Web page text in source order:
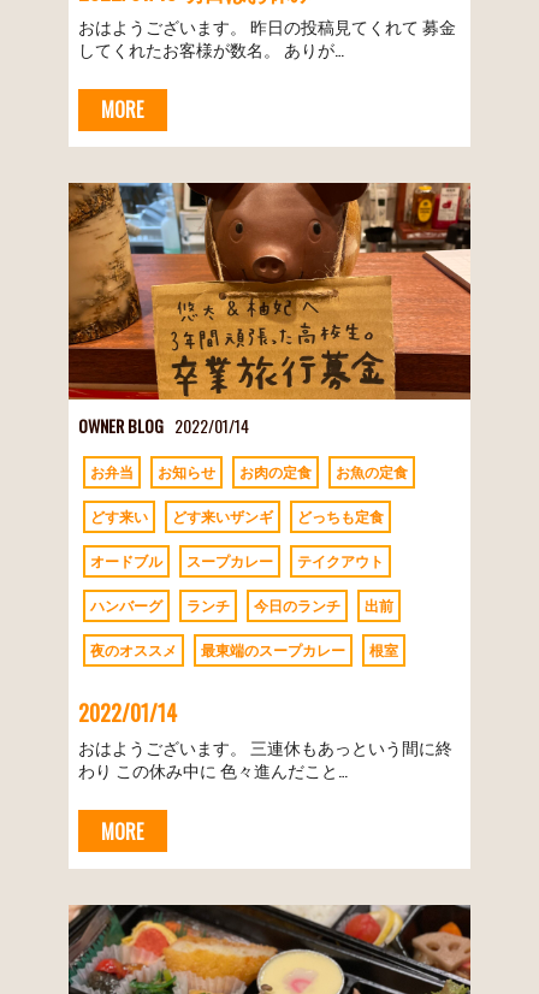
おはようございます。 昨日の投稿見てくれて 募金
してくれたお客様が数名。 ありが…
MORE
OWNER BLOG 2022/01/14
お弁当 お知らせ お肉の定食 お魚の定食
どす来い どす来いザンギ どっちも定食
オードブル スープカレー テイクアウト
ハンバーグ ランチ 今日のランチ 出前
夜のオススメ 最東端のスープカレー 根室
2022/01/14
おはようございます。 三連休もあっという間に終
わり この休み中に 色々進んだこと…
MORE